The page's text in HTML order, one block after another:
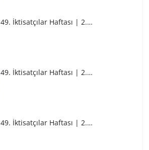
49. İktisatçılar Haftası | 2.…
49. İktisatçılar Haftası | 2.…
49. İktisatçılar Haftası | 2.…